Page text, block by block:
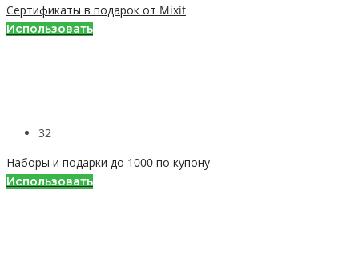
Сертификаты в подарок от Mixit
Использовать
32
Наборы и подарки до 1000 по купону
Использовать